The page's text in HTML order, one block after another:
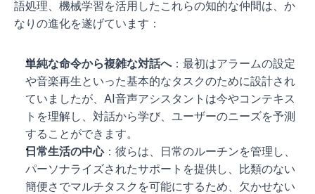
語処理、機械学習を活用したこれらの知的な仲間は、か
なりの進化を遂げています：
単純な命令から複雑な対話へ：最初はアラームの設定
や音楽再生といった基本的なタスクのために設計され
ていましたが、AI音声アシスタントは今やコンテキス
トを理解し、対話から学び、ユーザーのニーズを予測
することができます。
日常生活の中心：彼らは、日常のルーチンを管理し、
パーソナライズされたサポートを提供し、比類のない
簡便さでマルチタスクを可能にするため、欠かせない